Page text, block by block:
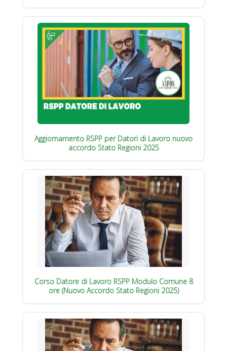
Aggiornamento RSPP per Datori di Lavoro nuovo
accordo Stato Regioni 2025
Corso Datore di Lavoro RSPP Modulo Comune 8
ore (Nuovo Accordo Stato Regioni 2025)